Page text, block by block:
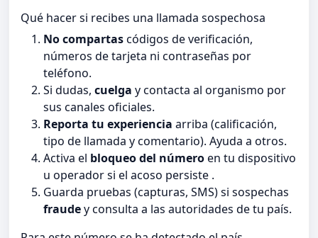
Qué hacer si recibes una llamada sospechosa
No compartascódigos de verificación,
números de tarjeta ni contraseñas por
teléfono.
Si dudas, cuelga y contacta al organismo por
sus canales oficiales.
Reporta tu experiencia arriba (calificación,
tipo de llamada y comentario). Ayuda a otros.
Activa el bloqueo del númeroen tu dispositivo
u operador si el acoso persiste .
Guarda pruebas (capturas, SMS) si sospechas
fraudey consulta a las autoridades de tu país.